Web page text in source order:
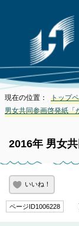
現在の位置： トップ
男女共同参画啓発紙「
2016年 男女
いいね！
ページID1006228